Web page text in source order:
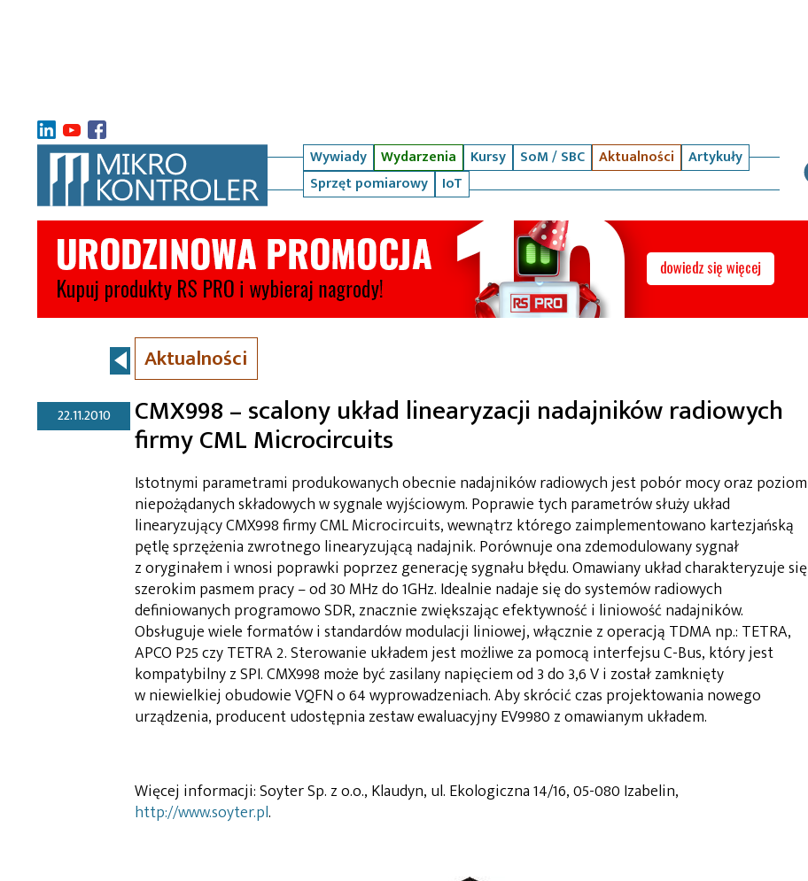
Wywiady Wydarzenia Kursy SoM / SBC Aktualności
Artykuły
Sprzęt pomiarowy
IoT
Aktualności
22.11.2010 CMX998 – scalony układ linearyzacji nadajników radiowych
firmy CML Microcircuits
Istotnymi parametrami produkowanych obecnie nadajników radiowych jest pobór mocy oraz poziom
niepożądanych składowych w sygnale wyjściowym. Poprawie tych parametrów służy układ
linearyzujący CMX998 firmy CML Microcircuits, wewnątrz którego zaimplementowano kartezjańską
pętlę sprzężenia zwrotnego linearyzującą nadajnik. Porównuje ona zdemodulowany sygnał
z oryginałem i wnosi poprawki poprzez generację sygnału błędu. Omawiany układ charakteryzuje się
szerokim pasmem pracy – od 30 MHz do 1GHz. Idealnie nadaje się do systemów radiowych
definiowanych programowo SDR, znacznie zwiększając efektywność i liniowość nadajników.
Obsługuje wiele formatów i standardów modulacji liniowej, włącznie z operacją TDMA np.: TETRA,
APCO P25 czy TETRA 2. Sterowanie układem jest możliwe za pomocą interfejsu C-Bus, który jest
kompatybilny z SPI. CMX998 może być zasilany napięciem od 3 do 3,6 V i został zamknięty
w niewielkiej obudowie VQFN o 64 wyprowadzeniach. Aby skrócić czas projektowania nowego
urządzenia, producent udostępnia zestaw ewaluacyjny EV9980 z omawianym układem.
Więcej informacji: Soyter Sp. z o.o., Klaudyn, ul. Ekologiczna 14/16, 05-080 Izabelin,
http://www.soyter.pl.